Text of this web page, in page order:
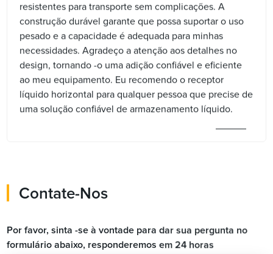
resistentes para transporte sem complicações. A
construção durável garante que possa suportar o uso
pesado e a capacidade é adequada para minhas
necessidades. Agradeço a atenção aos detalhes no
design, tornando -o uma adição confiável e eficiente
ao meu equipamento. Eu recomendo o receptor
líquido horizontal para qualquer pessoa que precise de
uma solução confiável de armazenamento líquido.
Contate-Nos
Por favor, sinta -se à vontade para dar sua pergunta no
formulário abaixo, responderemos em 24 horas